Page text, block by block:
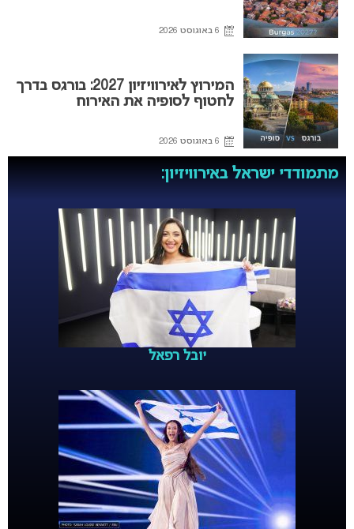
6 באוגוסט 2026
המירוץ לאירוויזיון 2027: בורגס בדרך
לחטוף לסופיה את האירוח
6 באוגוסט 2026
מתמודדי ישראל באירוויזיון:
יובל רפאל